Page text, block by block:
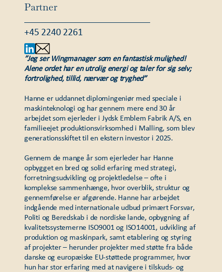
Partner
+45 2240 2261
”Jeg ser Wingmanager som en fantastisk mulighed!
Alene ordet har en utrolig energi og taler for sig selv;
fortrolighed, tillid, nærvær og tryghed”
Hanne er uddannet diplomingeniør med speciale i
maskinteknologi og har gennem mere end 30 år
arbejdet som ejerleder i Jydsk Emblem Fabrik A/S, en
familieejet produktionsvirksomhed i Malling, som blev
generationsskiftet til en ekstern investor i 2025.
Gennem de mange år som ejerleder har Hanne
opbygget en bred og solid erfaring med strategi,
forretningsudvikling og projektledelse – ofte i
komplekse sammenhænge, hvor overblik, struktur og
gennemførelse er afgørende. Hanne har arbejdet
indgående med internationale udbud primært Forsvar,
Politi og Beredskab i de nordiske lande, opbygning af
kvalitetssystemerne ISO9001 og ISO14001, udvikling af
produktion og maskinpark, samt etablering og styring
af projekter – herunder projekter med støtte fra både
danske og europæiske EU-støttede programmer, hvor
hun har stor erfaring med at navigere i tilskuds- og